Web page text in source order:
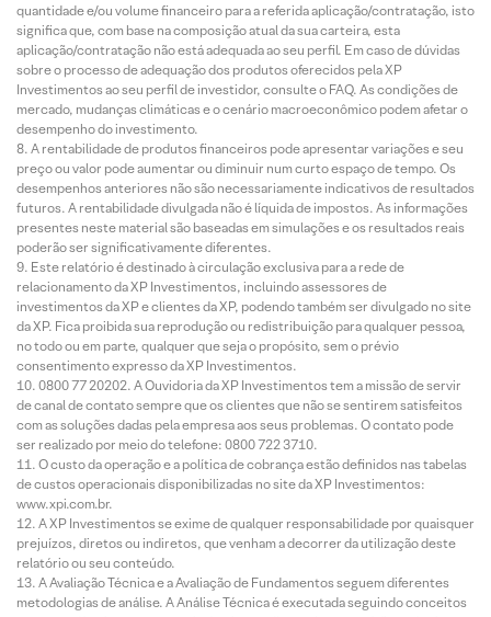
quantidade e/ou volume financeiro para a referida aplicação/contratação, isto
significa que, com base na composição atual da sua carteira, esta
aplicação/contratação não está adequada ao seu perfil. Em caso de dúvidas
sobre o processo de adequação dos produtos oferecidos pela XP
Investimentos ao seu perfil de investidor, consulte o FAQ. As condições de
mercado, mudanças climáticas e o cenário macroeconômico podem afetar o
desempenho do investimento.
A rentabilidade de produtos financeiros pode apresentar variações e seu
preço ou valor pode aumentar ou diminuir num curto espaço de tempo. Os
desempenhos anteriores não são necessariamente indicativos de resultados
futuros. A rentabilidade divulgada não é líquida de impostos. As informações
presentes neste material são baseadas em simulações e os resultados reais
poderão ser significativamente diferentes.
Este relatório é destinado à circulação exclusiva para a rede de
relacionamento da XP Investimentos, incluindo assessores de
investimentos da XP e clientes da XP, podendo também ser divulgado no site
da XP. Fica proibida sua reprodução ou redistribuição para qualquer pessoa,
no todo ou em parte, qualquer que seja o propósito, sem o prévio
consentimento expresso da XP Investimentos.
0800 77 20202. A Ouvidoria da XP Investimentos tem a missão de servir
de canal de contato sempre que os clientes que não se sentirem satisfeitos
com as soluções dadas pela empresa aos seus problemas. O contato pode
ser realizado por meio do telefone: 0800 722 3710.
O custo da operação e a política de cobrança estão definidos nas tabelas
de custos operacionais disponibilizadas no site da XP Investimentos:
www.xpi.com.br.
A XP Investimentos se exime de qualquer responsabilidade por quaisquer
prejuízos, diretos ou indiretos, que venham a decorrer da utilização deste
relatório ou seu conteúdo.
A Avaliação Técnica e a Avaliação de Fundamentos seguem diferentes
metodologias de análise. A Análise Técnica é executada seguindo conceitos